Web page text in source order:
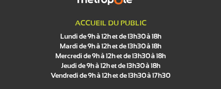
ACCUEIL DU PUBLIC
Lundi de 9h à 12h et de 13h30 à 18h
Mardi de 9h à 12h et de 13h30 à 18h
Mercredi de 9h à 12h et de 13h30 à 18h
Jeudi de 9h à 12h et de 13h30 à 18h
Vendredi de 9h à 12h et de 13h30 à 17h30